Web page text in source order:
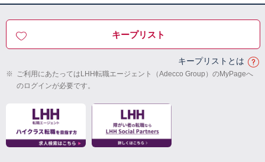
キープリスト
キープリストとは
※ ご利用にあたってはLHH転職エージェント（Adecco Group）のMyPageへ
のログインが必要です。